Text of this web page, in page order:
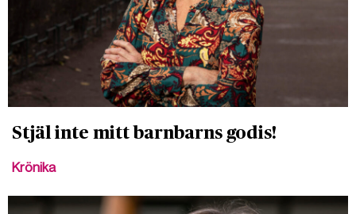
Stjäl inte mitt barnbarns godis!
Krönika